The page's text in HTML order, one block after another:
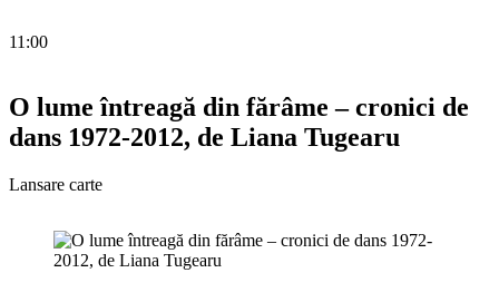
11:00
O lume întreagă din fărâme – cronici de
dans 1972-2012, de Liana Tugearu
Lansare carte